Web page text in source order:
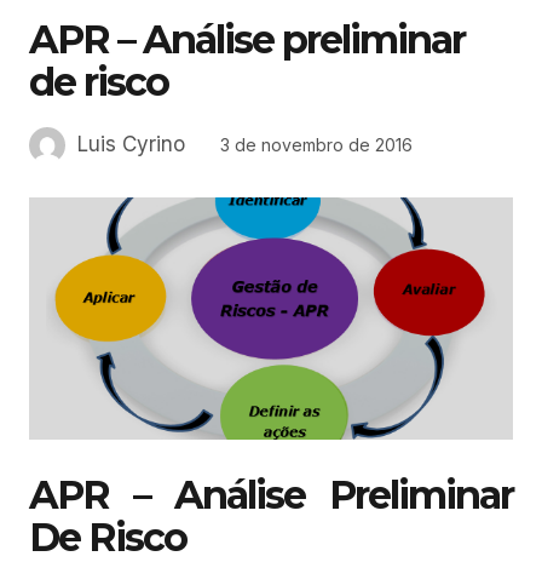
APR – Análise preliminar
de risco
Luis Cyrino 3 de novembro de 2016
APR – Análise Preliminar
De Risco